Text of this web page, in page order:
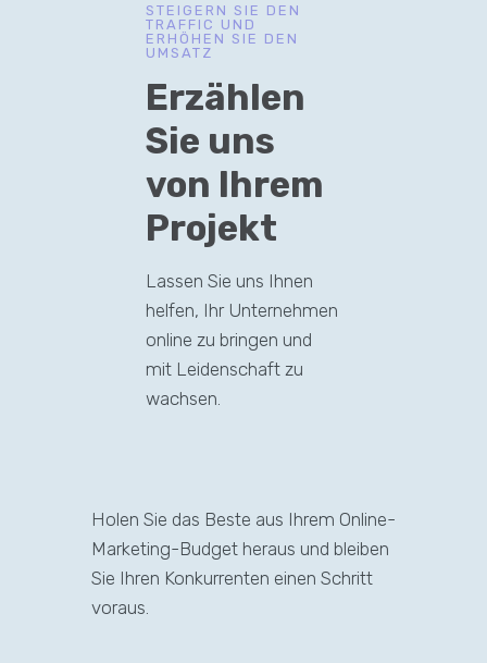
STEIGERN SIE DEN
TRAFFIC UND
ERHÖHEN SIE DEN
UMSATZ
Erzählen
Sie uns
von Ihrem
Projekt
Lassen Sie uns Ihnen
helfen, Ihr Unternehmen
online zu bringen und
mit Leidenschaft zu
wachsen.
Holen Sie das Beste aus Ihrem Online-
Marketing-Budget heraus und bleiben
Sie Ihren Konkurrenten einen Schritt
voraus.